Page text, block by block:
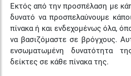
Εκτός από την προσπέλαση με
δυνατό να προσπελαύνουμε
πίνακα ή και ενδεχομένως όλα,
να βασιζόμαστε σε βρόγχους.
ενσωματωμένη δυνατότητα
δείκτες σε κάθε πίνακα της.